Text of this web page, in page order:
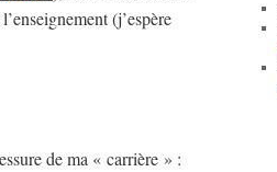
(j’espère
de ma « carrière » :